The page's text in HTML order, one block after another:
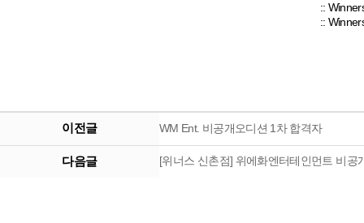
::
::
이전글 WM Ent. 비공개오디션 1차 합격자
다음글 [위너스 신촌점] 위에화엔터테인먼트 비공